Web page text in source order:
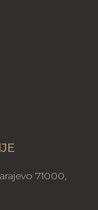
71000,